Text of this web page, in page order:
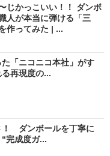
じかっこいい！！ ダンボ
人が本当に弾ける「三
作ってみた | ...
「ニコニコ本社」がす
再現度の...
！ ダンボールを丁寧に
成度ガ...